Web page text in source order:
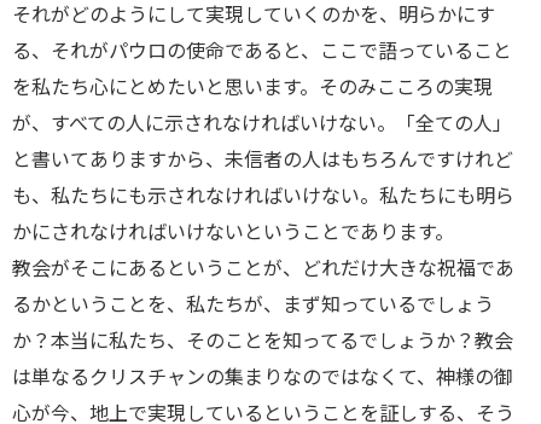
それがどのようにして実現していくのかを、明らかにす
る、それがパウロの使命であると、ここで語っていること
を私たち心にとめたいと思います。そのみこころの実現
が、すべての人に示されなければいけない。「全ての人」
と書いてありますから、未信者の人はもちろんですけれど
も、私たちにも示されなければいけない。私たちにも明ら
かにされなければいけないということであります。
教会がそこにあるということが、どれだけ大きな祝福であ
るかということを、私たちが、まず知っているでしょう
か？本当に私たち、そのことを知ってるでしょうか？教会
は単なるクリスチャンの集まりなのではなくて、神様の御
心が今、地上で実現しているということを証しする、そう